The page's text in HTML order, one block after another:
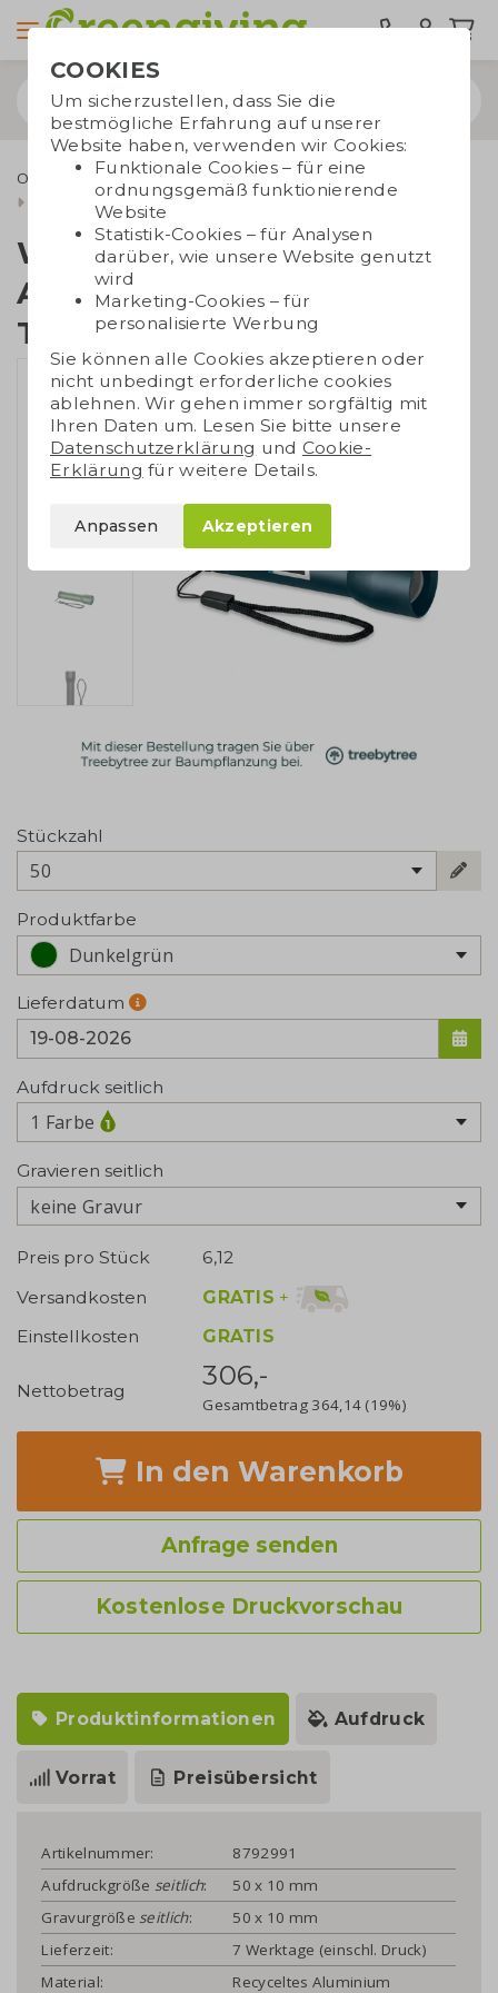
Outdoor & Freizeit
Wiederaufladbare Aluminium-Taschenlampe
Wiederaufladbare
Aluminium-
Taschenlampe
Stückzahl
50
Produktfarbe
Dunkelgrün
Lieferdatum
Aufdruck seitlich
1 Farbe
Gravieren seitlich
keine Gravur
Preis pro Stück
6,12
Versandkosten
GRATIS +
Einstellkosten
GRATIS
Nettobetrag 306,-
Gesamtbetrag 364,14 (19%)
In den Warenkorb
Anfrage senden
Kostenlose Druckvorschau
Produktinformationen Aufdruck
Vorrat Preisübersicht
Artikelnummer:
8792991
Aufdruckgröße seitlich:
50 x 10 mm
Gravurgröße seitlich:
50 x 10 mm
Lieferzeit:
7 Werktage (einschl. Druck)
Material:
Recyceltes Aluminium
COOKIES
Um sicherzustellen, dass Sie die
bestmögliche Erfahrung auf unserer
Website haben, verwenden wir Cookies:
Funktionale Cookies – für eine
ordnungsgemäß funktionierende
Website
Statistik-Cookies – für Analysen
darüber, wie unsere Website genutzt
wird
Marketing-Cookies – für
personalisierte Werbung
Sie können alle Cookies akzeptieren oder
nicht unbedingt erforderliche cookies
ablehnen. Wir gehen immer sorgfältig mit
Ihren Daten um. Lesen Sie bitte unsere
Datenschutzerklärung und Cookie-
Erklärung für weitere Details.
Anpassen Akzeptieren